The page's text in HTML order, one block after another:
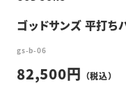
ゴッドサンズ 平打
gs-b-06
82,500